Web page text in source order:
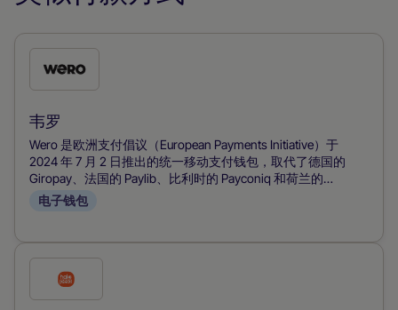
勾
选
此
付
款
方
式
韦罗
Wero 是欧洲支付倡议（European Payments Initiative）于
2024 年 7 月 2 日推出的统一移动支付钱包，取代了德国的
Giropay、法国的 Paylib、比利时的 Payconiq 和荷兰的
iDEAL，提供泛欧支付解决方案。它将使用 SEPA 轨道进行的实
时账户对账户转账整合到一个移动钱包中，只需一个电话号
的应用程序和欧洲主要银行的支持推动了该产品的迅速普及，
使 Wero 成为西欧银行卡网络和 PayPal 以外的首选，可实现无
缝即时支付。
电子钱包
选